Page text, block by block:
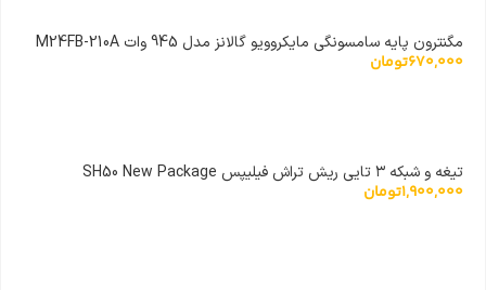
مگنترون پایه سامسونگی مایکروویو گالانز مدل 945 وات M24FB-210A
670,000تومان
تیغه و شبکه ۳ تایی ریش تراش فیلیپس SH50 New Package
1,900,000تومان